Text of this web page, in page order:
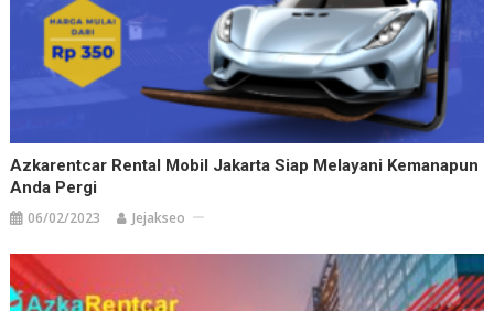
Azkarentcar Rental Mobil Jakarta Siap Melayani Kemanapun
Anda Pergi
06/02/2023 Jejakseo